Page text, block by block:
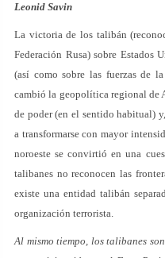
Leonid Savin
La victoria de los talibán
Federación Rusa) sobre Estados
(así como sobre las fuerzas de
cambió la geopolítica regional de
de poder (en el sentido habitual)
a transformarse con mayor
noroeste se convirtió en una
talibanes no reconocen las
existe una entidad talibán
organización terrorista.
Al mismo tiempo, los talibanes